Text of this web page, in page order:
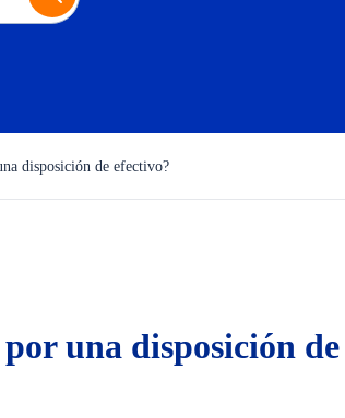
disposición de efectivo?
una disposición de